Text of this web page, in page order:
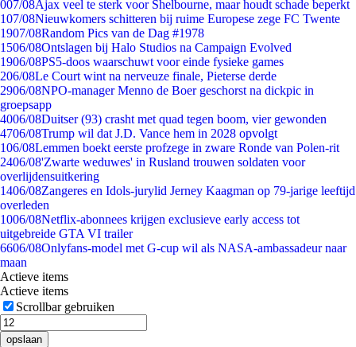
007/08Ajax veel te sterk voor Shelbourne, maar houdt schade beperkt
107/08Nieuwkomers schitteren bij ruime Europese zege FC Twente
1907/08Random Pics van de Dag #1978
1506/08Ontslagen bij Halo Studios na Campaign Evolved
1906/08PS5-doos waarschuwt voor einde fysieke games
206/08Le Court wint na nerveuze finale, Pieterse derde
2906/08NPO-manager Menno de Boer geschorst na dickpic in
groepsapp
4006/08Duitser (93) crasht met quad tegen boom, vier gewonden
4706/08Trump wil dat J.D. Vance hem in 2028 opvolgt
106/08Lemmen boekt eerste profzege in zware Ronde van Polen-rit
2406/08'Zwarte weduwes' in Rusland trouwen soldaten voor
overlijdensuitkering
1406/08Zangeres en Idols-jurylid Jerney Kaagman op 79-jarige leeftijd
overleden
1006/08Netflix-abonnees krijgen exclusieve early access tot
uitgebreide GTA VI trailer
6606/08Onlyfans-model met G-cup wil als NASA-ambassadeur naar
maan
Actieve items
Actieve items
Scrollbar gebruiken
opslaan